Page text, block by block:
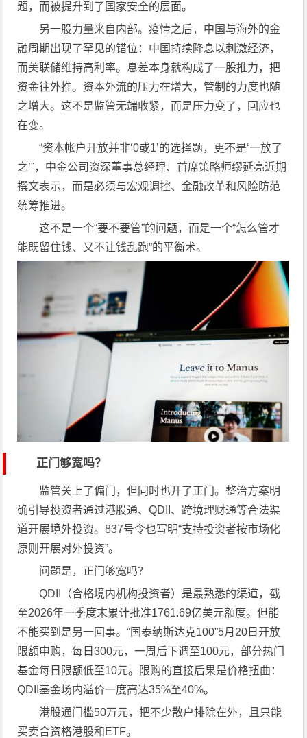
题，而被提升到了国家安全的层面。
另一股力量来自内部。疫情之后，中国与海外的金
融周期出现了罕见的错位：中国持续降息以刺激经济，
而美联储维持高利率。息差本身就构成了一股推力，把
资金往外推。资本外流的压力在增大，管制的力度也随
之增大。这不是监管无端收紧，而是压力变了，回应也
在变。
“资本帐户开放并非‘0或1’的选择题，更不是‘一放了
之’”，中金公司资深董事总经理、首席策略师缪延亮近期
撰文表示，而是必须与宏观调控、金融改革和风险防范
统筹推进。
这不是一个“要不要管”的问题，而是一个“怎么管才
能既留住钱、又不让钱乱跑”的平衡术。
正门够宽吗？
监管关上了偏门，但同时也开了正门。整治方案明
确引导投资者通过港股通、QDII、跨境理财通等合法渠
道开展境外投资。837号令也写明“支持投资者按市场化
原则开展对外投资”。
问题是，正门够宽吗？
QDII（合格境内机构投资者）是最熟悉的渠道，截
至2026年一季度末累计批准1761.69亿美元额度。但能
不能买到是另一回事。“国泰纳斯达克100”5月20日开放
限额申购，每日300元，一周后下调至100元，部分热门
基金每日限额低至10元。限购的直接后果是价格扭曲：
QDII基金场内溢价一度高达35%至40%。
港股通门槛50万元，把不少散户排除在外，且只能
买卖合资格港股和ETF。